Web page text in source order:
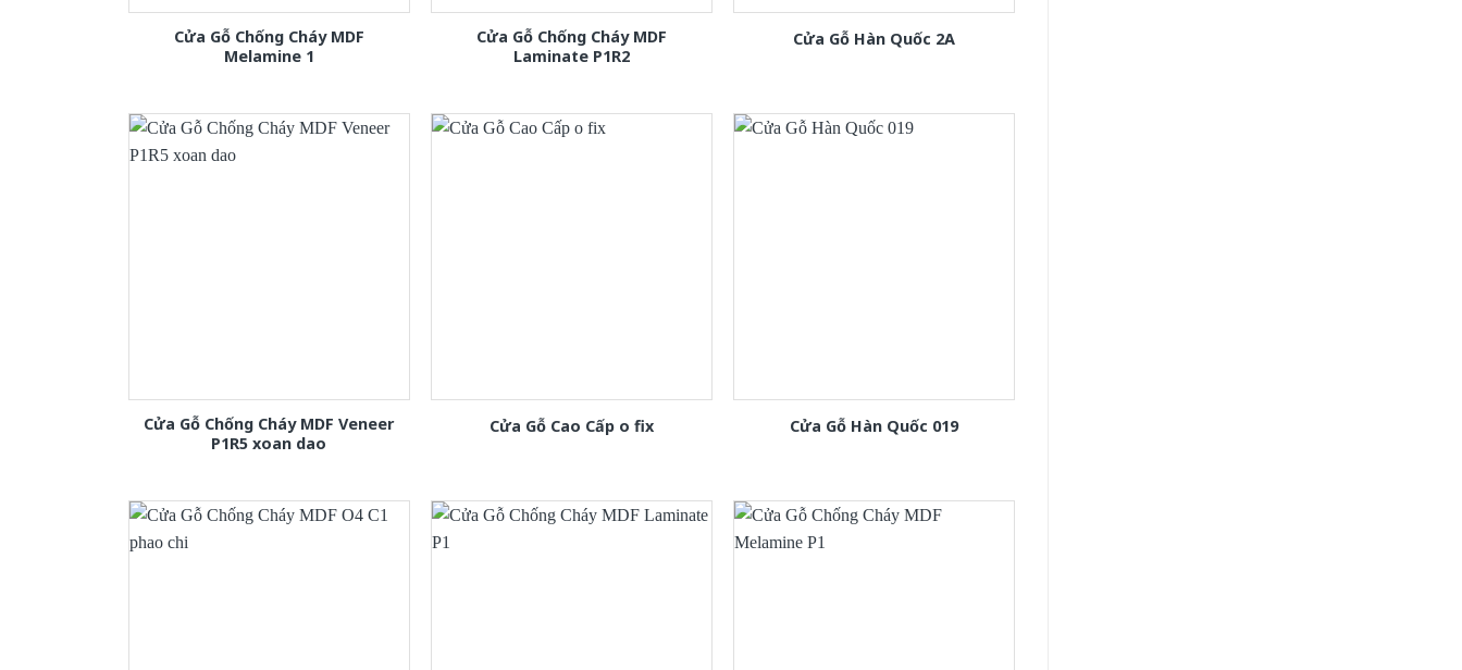
Cửa Gỗ Chống Cháy MDF
Melamine 1
Cửa Gỗ Chống Cháy MDF
Laminate P1R2
Cửa Gỗ Hàn Quốc 2A
Cửa Gỗ Chống Cháy MDF Veneer
P1R5 xoan dao
Cửa Gỗ Cao Cấp o fix Cửa Gỗ Hàn Quốc 019